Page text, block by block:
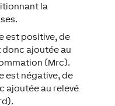
la
est positive, de
ajoutée au
(Mrc).
est négative, de
ajoutée au relevé